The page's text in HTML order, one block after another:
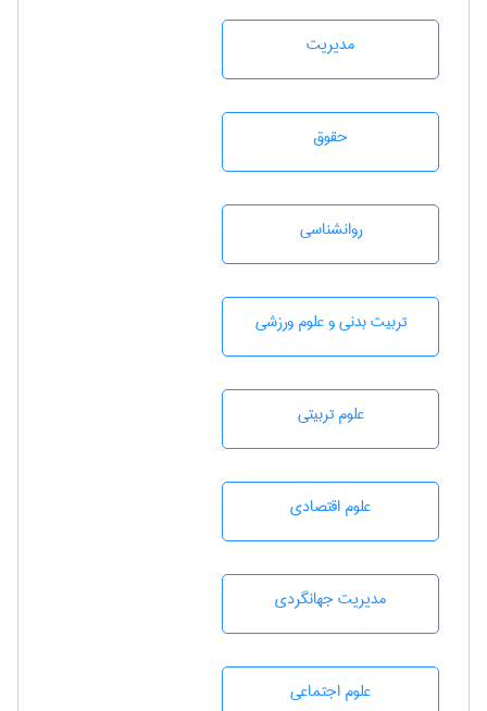
مديريت
حقوق
روانشناسی
تربيت بدنی و علوم ورزشی
علوم تربيتی
علوم اقتصادی
مديريت جهانگردی
علوم اجتماعی